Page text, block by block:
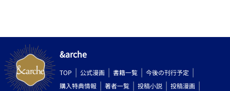
&arche
TOP 公式漫画 書籍一覧
今後の刊行予定
購入特典情報
著者一覧 投稿小説 投稿漫画